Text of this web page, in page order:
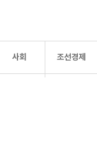
사회 조선경제